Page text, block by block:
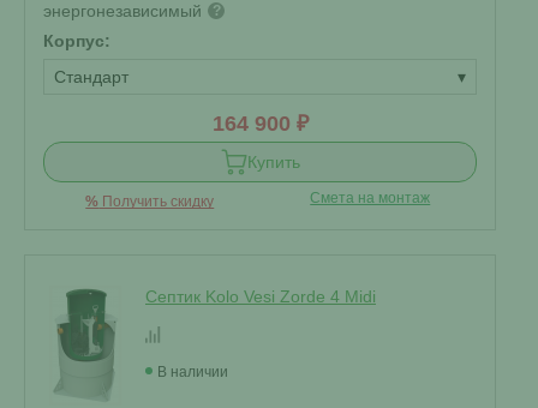
энергонезависимый ?
Корпус:
Стандарт
▾
164 900 ₽
Купить
% Получить скидку Смета на монтаж
Септик Kolo Vesi Zorde 4 Midi
В наличии